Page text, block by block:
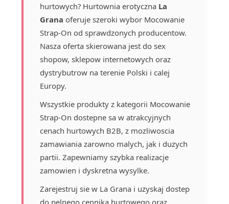
hurtowych? Hurtownia erotyczna La
Grana oferuje szeroki wybor Mocowanie
Strap-On od sprawdzonych producentow.
Nasza oferta skierowana jest do sex
shopow, sklepow internetowych oraz
dystrybutrow na terenie Polski i calej
Europy.
Wszystkie produkty z kategorii Mocowanie
Strap-On dostepne sa w atrakcyjnych
cenach hurtowych B2B, z mozliwoscia
zamawiania zarowno malych, jak i duzych
partii. Zapewniamy szybka realizacje
zamowien i dyskretna wysylke.
Zarejestruj sie w La Grana i uzyskaj dostep
do pelnego cennika hurtowego oraz